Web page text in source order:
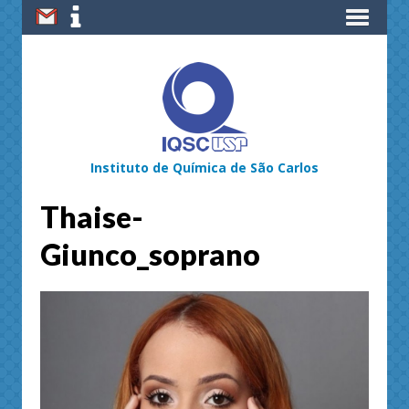
Instituto de Química de São Carlos
Thaise-
Giunco_soprano